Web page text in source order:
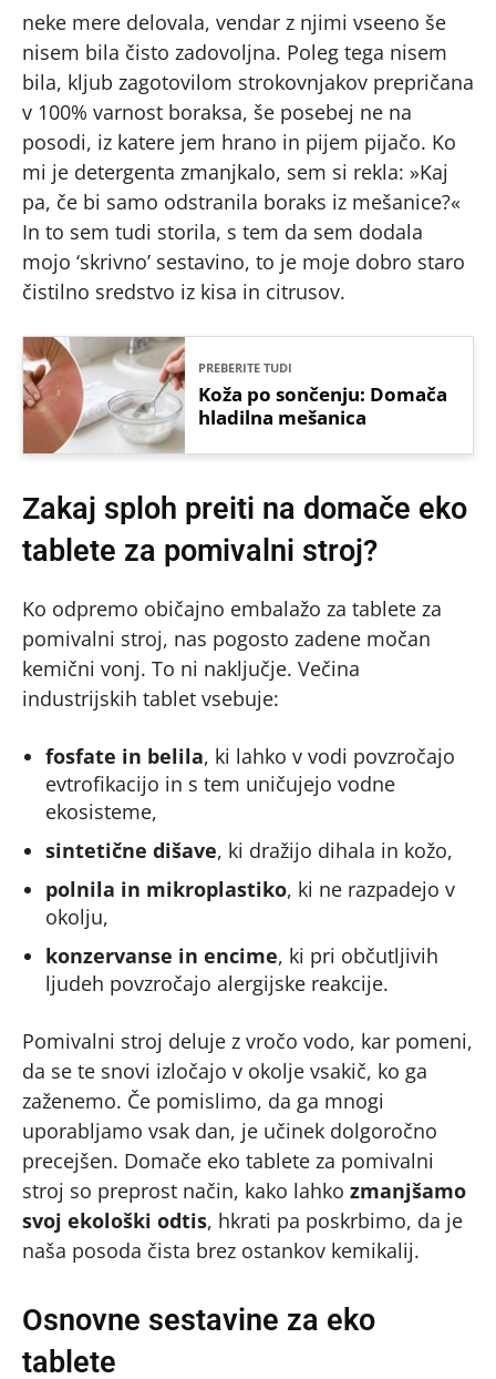
neke mere delovala, vendar z njimi vseeno še
nisem bila čisto zadovoljna. Poleg tega nisem
bila, kljub zagotovilom strokovnjakov prepričana
v 100% varnost boraksa, še posebej ne na
posodi, iz katere jem hrano in pijem pijačo. Ko
mi je detergenta zmanjkalo, sem si rekla: »Kaj
pa, če bi samo odstranila boraks iz mešanice?«
In to sem tudi storila, s tem da sem dodala
mojo ‘skrivno’ sestavino, to je moje dobro staro
čistilno sredstvo iz kisa in citrusov.
PREBERITE TUDI
Koža po sončenju: Domača
hladilna mešanica
Zakaj sploh preiti na domače eko
tablete za pomivalni stroj?
Ko odpremo običajno embalažo za tablete za
pomivalni stroj, nas pogosto zadene močan
kemični vonj. To ni naključje. Večina
industrijskih tablet vsebuje:
fosfate in belila, ki lahko v vodi povzročajo
evtrofikacijo in s tem uničujejo vodne
ekosisteme,
sintetične dišave, ki dražijo dihala in kožo,
polnila in mikroplastiko, ki ne razpadejo v
okolju,
konzervanse in encime, ki pri občutljivih
ljudeh povzročajo alergijske reakcije.
Pomivalni stroj deluje z vročo vodo, kar pomeni,
da se te snovi izločajo v okolje vsakič, ko ga
zaženemo. Če pomislimo, da ga mnogi
uporabljamo vsak dan, je učinek dolgoročno
precejšen. Domače eko tablete za pomivalni
stroj so preprost način, kako lahko zmanjšamo
svoj ekološki odtis, hkrati pa poskrbimo, da je
naša posoda čista brez ostankov kemikalij.
Osnovne sestavine za eko
tablete